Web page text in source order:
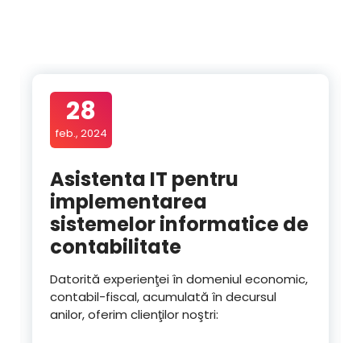
28
feb., 2024
Asistenta IT pentru
implementarea
sistemelor informatice de
contabilitate
Datorită experienţei în domeniul economic,
contabil-fiscal, acumulată în decursul
anilor, oferim clienţilor noştri: